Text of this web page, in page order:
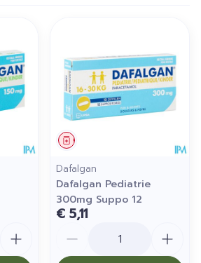
Geneesmiddel
Dafalgan
Dafalgan Pediatrie
300mg Suppo 12
€ 5,11